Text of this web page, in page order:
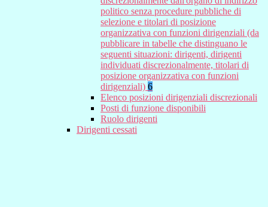
politico senza procedure pubbliche di
selezione e titolari di posizione
organizzativa con funzioni dirigenziali (da
pubblicare in tabelle che distinguano le
seguenti situazioni: dirigenti, dirigenti
individuati discrezionalmente, titolari di
posizione organizzativa con funzioni
dirigenziali) 6
Elenco posizioni dirigenziali discrezionali
Posti di funzione disponibili
Ruolo dirigenti
Dirigenti cessati